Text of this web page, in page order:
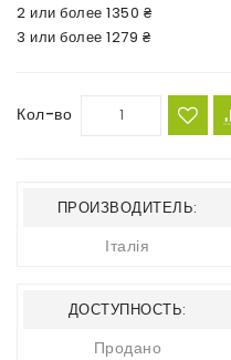
2 или более 1350 ₴
3 или более 1279 ₴
Кол-во
ПРОИЗВОДИТЕЛЬ:
Італія
ДОСТУПНОСТЬ:
Продано